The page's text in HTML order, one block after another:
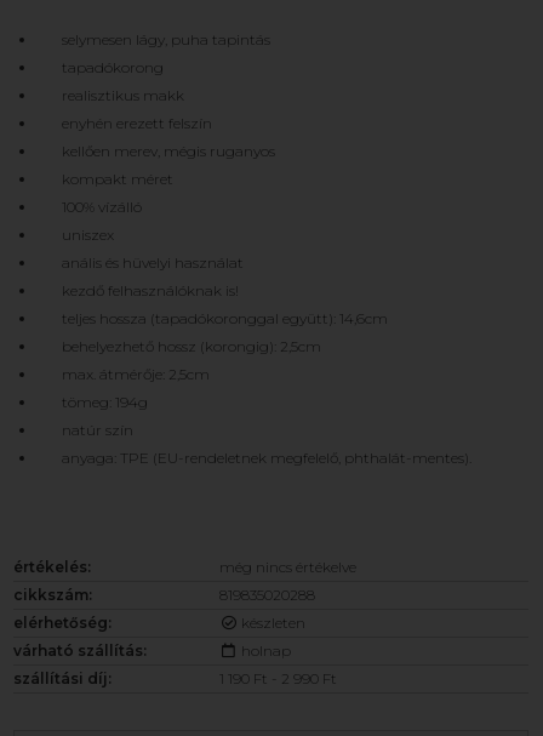
selymesen lágy, puha tapintás
tapadókorong
realisztikus makk
enyhén erezett felszín
kellően merev, mégis ruganyos
kompakt méret
100% vízálló
uniszex
anális és hüvelyi használat
kezdő felhasználóknak is!
teljes hossza (tapadókoronggal együtt): 14,6cm
behelyezhető hossz (korongig): 2,5cm
max. átmérője: 2,5cm
tömeg: 194g
natúr szín
anyaga: TPE (EU-rendeletnek megfelelő, phthalát-mentes).
értékelés:
még nincs értékelve
cikkszám:
819835020288
elérhetőség:
készleten
várható szállítás:
holnap
szállítási díj:
1 190 Ft - 2 990 Ft